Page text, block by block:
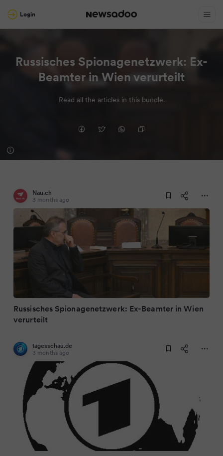
Login
Russisches Spionagenetzwerk: Ex-
Beamter in Wien verurteilt
Read all the articles in this bundle.
Nau.ch
3 months ago
Russisches Spionagenetzwerk: Ex-Beamter in Wien
verurteilt
tagesschau.de
3 months ago